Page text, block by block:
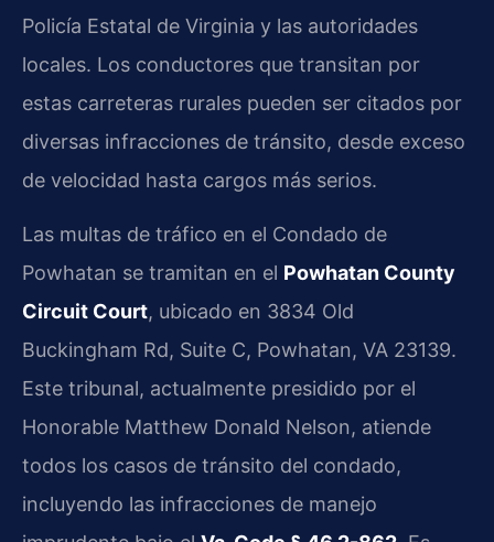
Policía Estatal de Virginia y las autoridades
locales. Los conductores que transitan por
estas carreteras rurales pueden ser citados por
diversas infracciones de tránsito, desde exceso
de velocidad hasta cargos más serios.
Las multas de tráfico en el Condado de
Powhatan se tramitan en el Powhatan County
Circuit Court, ubicado en 3834 Old
Buckingham Rd, Suite C, Powhatan, VA 23139.
Este tribunal, actualmente presidido por el
Honorable Matthew Donald Nelson, atiende
todos los casos de tránsito del condado,
incluyendo las infracciones de manejo